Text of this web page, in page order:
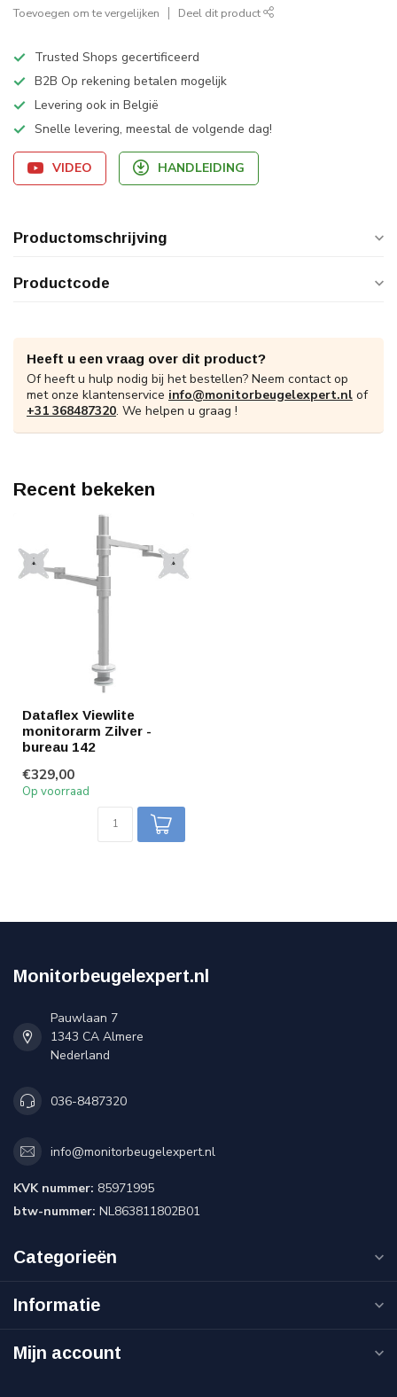
Toevoegen om te vergelijken Deel dit product
Trusted Shops gecertificeerd
B2B Op rekening betalen mogelijk
Levering ook in België
Snelle levering, meestal de volgende dag!
VIDEO HANDLEIDING
Productomschrijving
Productcode
Heeft u een vraag over dit product?
Of heeft u hulp nodig bij het bestellen? Neem contact op
met onze klantenservice info@monitorbeugelexpert.nl of
+31 368487320. We helpen u graag !
Recent bekeken
Dataflex Viewlite
monitorarm Zilver -
bureau 142
€329,00
Op voorraad
Monitorbeugelexpert.nl
Pauwlaan 7
1343 CA Almere
Nederland
036-8487320
info@monitorbeugelexpert.nl
KVK nummer: 85971995
btw-nummer: NL863811802B01
Categorieën
Informatie
Mijn account